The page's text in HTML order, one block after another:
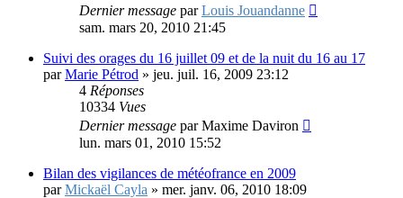
Dernier message parLouis Jouandanne
sam. mars 20, 2010 21:45
Suivi des orages du 16 juillet 09 et de la nuit du 16 au 17
parMarie Pétrod » jeu. juil. 16, 2009 23:12
4 Réponses
10334 Vues
Dernier message parMaxime Daviron
lun. mars 01, 2010 15:52
Bilan des vigilances de météofrance en 2009
parMickaël Cayla » mer. janv. 06, 2010 18:09